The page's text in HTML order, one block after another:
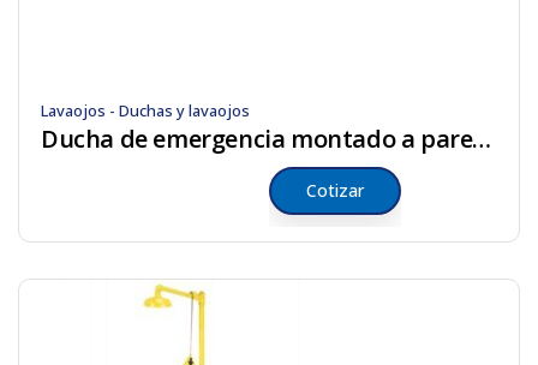
Lavaojos - Duchas y lavaojos
Ducha de emergencia montado a pared cascaide
Cotizar